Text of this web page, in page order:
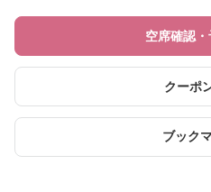
空席確認
クーポ
ブック